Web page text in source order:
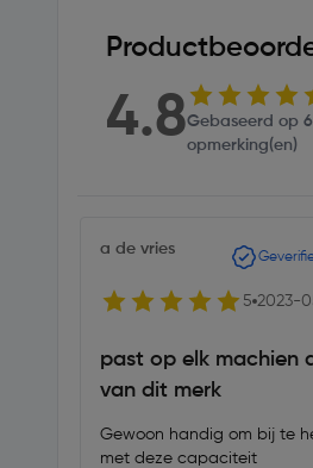
4.8Gebaseerd op
opmerking(en)
a de vries
5 2023-
past op elk machien
van dit merk
Gewoon handig om bij te
met deze capaciteit